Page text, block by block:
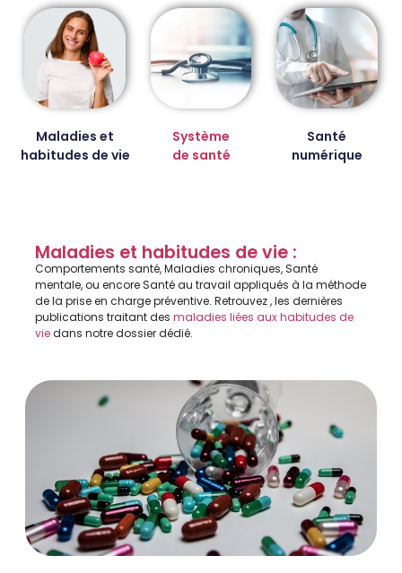
Maladies et
habitudes de vie
Système
de santé
Santé
numérique
Maladies et habitudes de vie :
Comportements santé, Maladies chroniques, Santé
mentale, ou encore Santé au travail appliqués à la méthode
de la prise en charge préventive. Retrouvez , les dernières
publications traitant des maladies liées aux habitudes de
viedans notre dossier dédié.